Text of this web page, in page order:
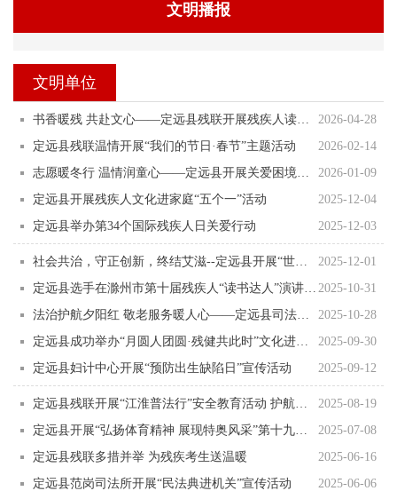
文明播报
文明单位
2026-04-28
书香暖残 共赴文心——定远县残联开展残疾人读书活动
2026-02-14
定远县残联温情开展“我们的节日·春节”主题活动
2026-01-09
志愿暖冬行 温情润童心——定远县开展关爱困境儿童志愿服务活动
2025-12-04
定远县开展残疾人文化进家庭“五个一”活动
2025-12-03
定远县举办第34个国际残疾人日关爱行动
2025-12-01
社会共治，守正创新，终结艾滋--定远县开展“世界艾滋病日”宣传活动
2025-10-31
定远县选手在滁州市第十届残疾人“读书达人”演讲比赛中喜获佳绩
2025-10-28
法治护航夕阳红 敬老服务暖人心——定远县司法局扎实开展“敬老月”系列活动
2025-09-30
定远县成功举办“月圆人团圆·残健共此时”文化进社区文艺演出
2025-09-12
定远县妇计中心开展“预防出生缺陷日”宣传活动
2025-08-19
定远县残联开展“江淮普法行”安全教育活动 护航残疾大学新生入学
2025-07-08
定远县开展“弘扬体育精神 展现特奥风采”第十九次全国特奥日活动
2025-06-16
定远县残联多措并举 为残疾考生送温暖
2025-06-06
定远县范岗司法所开展“民法典进机关”宣传活动